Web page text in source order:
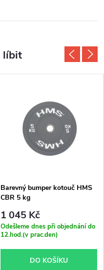
Barevný bumper kotouč HMS
CBR 5 kg
1 045 Kč
Odešleme dnes při objednání do
12.hod.(v prac.den)
DO KOŠÍKU